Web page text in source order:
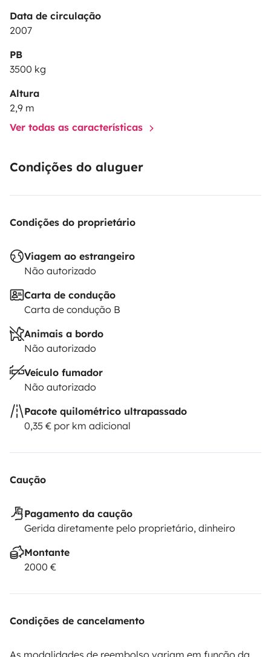
Data de circulação
2007
PB
3500 kg
Altura
2,9 m
Ver todas as características
Condições do aluguer
Condições do proprietário
Viagem ao estrangeiro
Não autorizado
Carta de condução
Carta de condução B
Animais a bordo
Não autorizado
Veículo fumador
Não autorizado
Pacote quilométrico ultrapassado
0,35 € por km adicional
Caução
Pagamento da caução
Gerida diretamente pelo proprietário, dinheiro
Montante
2000 €
Condições de cancelamento
As modalidades de reembolso variam em função da